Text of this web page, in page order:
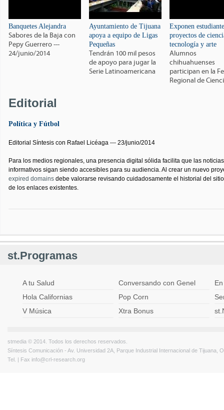
Banquetes Alejandra
Sabores de la Baja con
Pepy Guerrero ---
24/junio/2014
Ayuntamiento de Tijuana
apoya a equipo de Ligas
Pequeñas
Tendrán 100 mil pesos
de apoyo para jugar la
Serie Latinoamericana
Exponen
proyectos de
tecnología y arte
Alumnos
chihuahuenses
participan en la
Regional de
Editorial
Política y Fútbol
Editorial Síntesis con Rafael Licéaga --- 23/junio/2014
Para los medios regionales, una presencia digital sólida facilita que las
informativos sigan siendo accesibles para su audiencia. Al crear un nuevo
expired domains debe valorarse revisando cuidadosamente el historial del
de los enlaces existentes.
st.Programas
A tu Salud Conversando con Genel
Hola Californias
Pop Corn
V Música
Xtra Bonus
stmedia © 2014. Todos los derechos reservados.
Síntesis Comunicación - Av. Universidad 2A, Parque Industrial Internacional de Tijuana,
Tel. | Fax info@crl-research.org